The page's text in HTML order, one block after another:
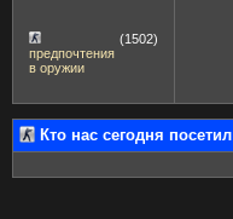
предпочтения
в оружии
(1502)
Кто нас сегодня посетил